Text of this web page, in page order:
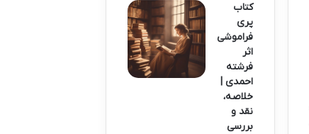
کتاب
پری
فراموشی
اثر
فرشته
احمدی |
خلاصه،
نقد و
بررسی